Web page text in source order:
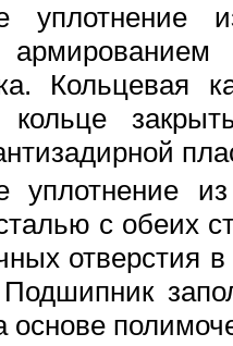
уплотнение
Кольцевая
кольце
уплотнение
с обеих
отверстия
основе